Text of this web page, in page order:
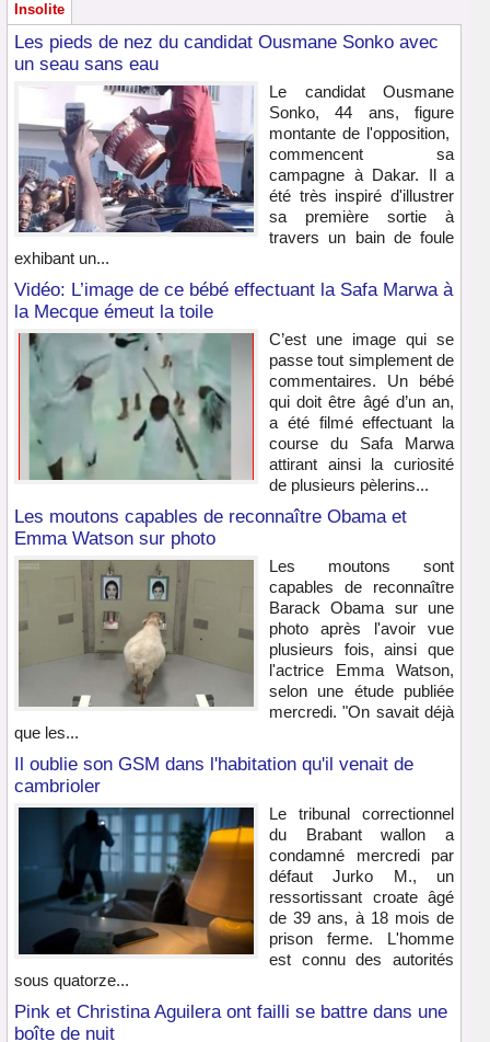
Insolite
Les pieds de nez du candidat Ousmane Sonko avec
un seau sans eau
Le candidat Ousmane
Sonko, 44 ans, figure
montante de l'opposition,
commencent sa
campagne à Dakar. Il a
été très inspiré d'illustrer
sa première sortie à
travers un bain de foule
exhibant un...
Vidéo: L’image de ce bébé effectuant la Safa Marwa à
la Mecque émeut la toile
C’est une image qui se
passe tout simplement de
commentaires. Un bébé
qui doit être âgé d’un an,
a été filmé effectuant la
course du Safa Marwa
attirant ainsi la curiosité
de plusieurs pèlerins...
Les moutons capables de reconnaître Obama et
Emma Watson sur photo
Les moutons sont
capables de reconnaître
Barack Obama sur une
photo après l'avoir vue
plusieurs fois, ainsi que
l'actrice Emma Watson,
selon une étude publiée
mercredi. "On savait déjà
que les...
Il oublie son GSM dans l'habitation qu'il venait de
cambrioler
Le tribunal correctionnel
du Brabant wallon a
condamné mercredi par
défaut Jurko M., un
ressortissant croate âgé
de 39 ans, à 18 mois de
prison ferme. L'homme
est connu des autorités
sous quatorze...
Pink et Christina Aguilera ont failli se battre dans une
boîte de nuit